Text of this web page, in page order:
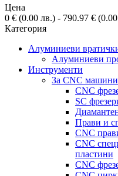
Цена
0 € (0.00 лв.) - 790.97 € (0.00
Категория
Алуминиеви
Алуминиеви
Инструменти
За CNC машини
CNC
SC
Прави и
CNC
CNC
пластини
CNC